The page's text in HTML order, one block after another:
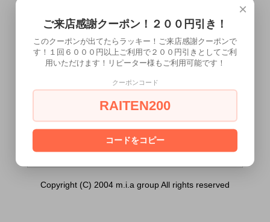
クリーミー）は18歳未満の方には販売でき
[ はい ] [ いいえ ]
Copyright (C) 2004 m.i.a group All rights reserved
×
ご来店感謝クーポン！２００円引き！
このクーポンが出てたらラッキー！ご来店感謝クーポンで
す！１回６０００円以上ご利用で２００円引きとしてご利
用いただけます！リピーター様もご利用可能です！
クーポンコード
RAITEN200
コードをコピー